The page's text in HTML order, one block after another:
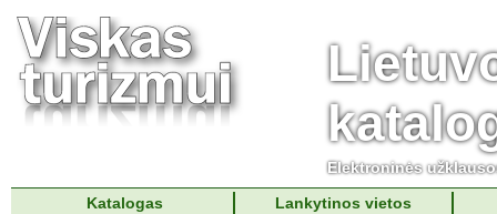
Elektroninės
Katalogas
Lankytinos vietos